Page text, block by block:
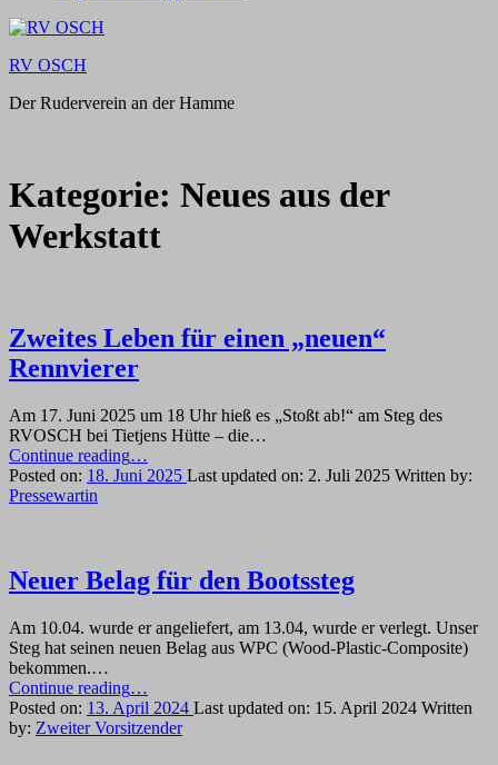
RV OSCH
Der Ruderverein an der Hamme
Kategorie: Neues aus der
Werkstatt
Zweites Leben für einen „neuen“
Rennvierer
Am 17. Juni 2025 um 18 Uhr hieß es „Stoßt ab!“ am Steg des
RVOSCH bei Tietjens Hütte – die…
Continue reading“Zweites
Leben
…
Posted on: 18. Juni 2025 Last updated on: 2. Juli 2025 Written by:
Pressewartin
Neuer Belag für den Bootssteg
Am 10.04. wurde er angeliefert, am 13.04, wurde er verlegt. Unser
Steg hat seinen neuen Belag aus WPC (Wood-Plastic-Composite)
bekommen.…
Continue reading“Neuer
Belag
für
…
Posted on: 13. April 2024 Last updated on: 15. April 2024 Written
by: Zweiter Vorsitzender